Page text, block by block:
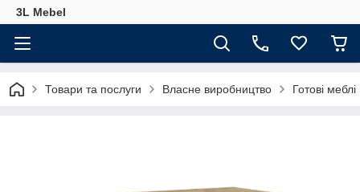
3L Mebel
Товари та послуги Власне виробництво Готові меблі